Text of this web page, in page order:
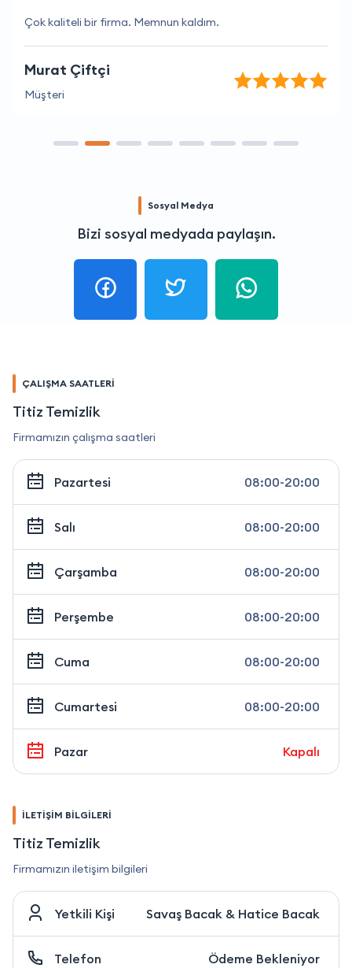
Çok kaliteli bir firma. Memnun kaldım.
Murat Çiftçi
Müşteri
Sosyal Medya
Bizi sosyal medyada paylaşın.
ÇALIŞMA SAATLERİ
Titiz Temizlik
Firmamızın çalışma saatleri
Pazartesi 08:00-20:00
Salı 08:00-20:00
Çarşamba 08:00-20:00
Perşembe 08:00-20:00
Cuma 08:00-20:00
Cumartesi 08:00-20:00
Pazar Kapalı
İLETİŞİM BİLGİLERİ
Titiz Temizlik
Firmamızın iletişim bilgileri
Yetkili Kişi Savaş Bacak & Hatice Bacak
Telefon Ödeme Bekleniyor